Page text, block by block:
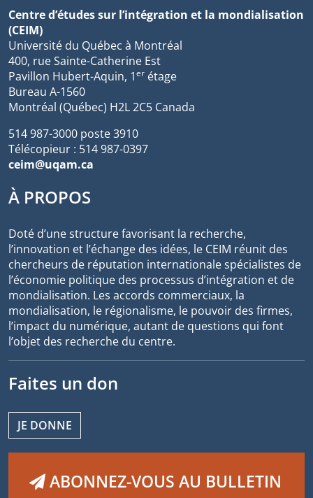
Centre d’études sur l’intégration et la mondialisation
(CEIM)
Université du Québec à Montréal
400, rue Sainte-Catherine Est
Pavillon Hubert-Aquin, 1er étage
Bureau A-1560
Montréal (Québec) H2L 2C5 Canada
514 987-3000 poste 3910
Télécopieur : 514 987-0397
ceim@uqam.ca
À PROPOS
Doté d’une structure favorisant la recherche,
l’innovation et l’échange des idées, le CEIM réunit des
chercheurs de réputation internationale spécialistes de
l’économie politique des processus d’intégration et de
mondialisation. Les accords commerciaux, la
mondialisation, le régionalisme, le pouvoir des firmes,
l’impact du numérique, autant de questions qui font
l’objet des recherche du centre.
Faites un don
JE DONNE
ABONNEZ-VOUS AU BULLETIN